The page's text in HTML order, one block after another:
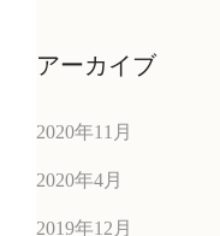
アーカイブ
2020年11月
2020年4月
2019年12月